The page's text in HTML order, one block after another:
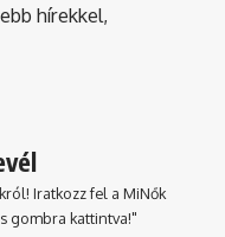
hírekkel,
Iratkozz fel a MiNők
gombra kattintva!"